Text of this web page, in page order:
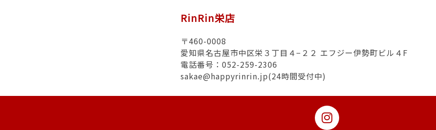
RinRin栄店
〒460-0008
愛知県名古屋市中区栄３丁目４−２２ エフジー伊勢町ビル４F
電話番号：052-259-2306
sakae@happyrinrin.jp(24時間受付中)